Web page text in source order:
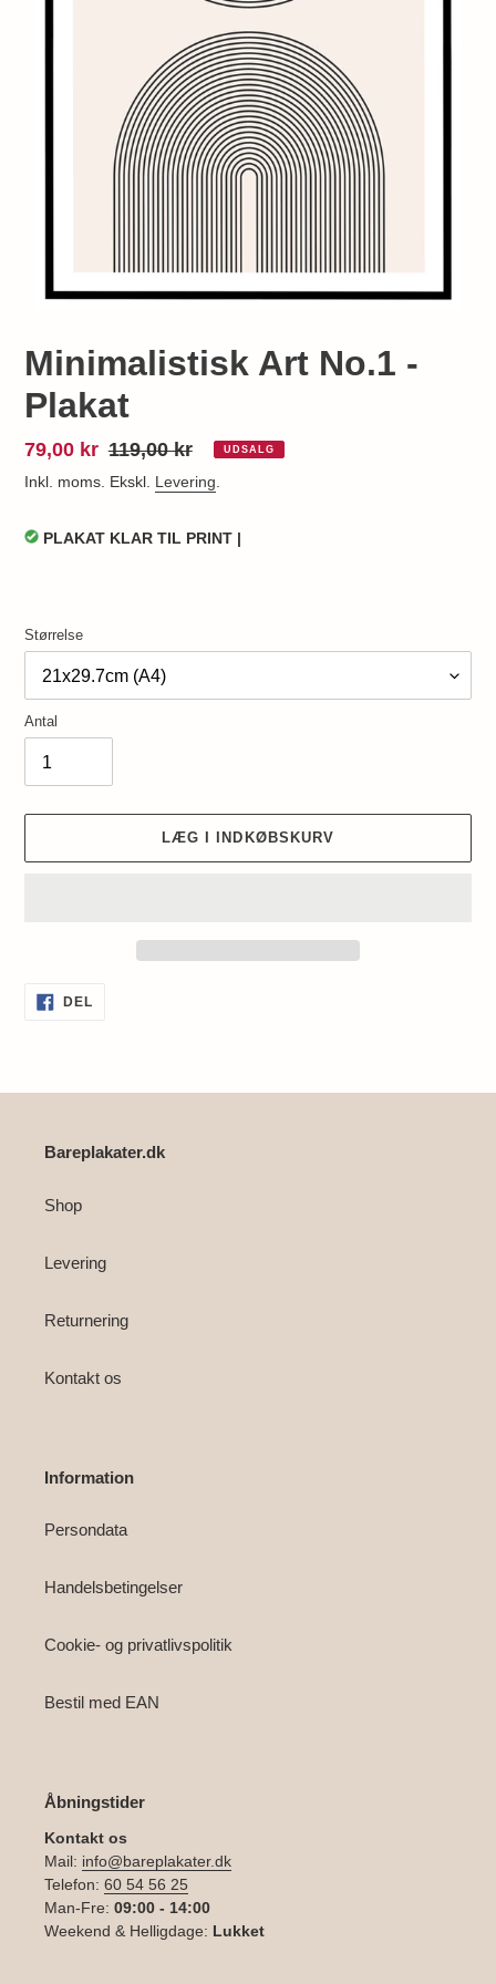
Minimalistisk Art No.1 -
Plakat
Udsalgspris
79,00 kr Normalpris
119,00 kr UDSALG
Inkl. moms. Ekskl. Levering.
PLAKAT KLAR TIL PRINT |
Størrelse
Antal
LÆG I INDKØBSKURV
Lægger
produkt
DEL
Bareplakater.dk
Shop
Levering
Returnering
Kontakt os
Information
Persondata
Handelsbetingelser
Cookie- og privatlivspolitik
Bestil med EAN
Åbningstider
Kontakt os
Mail: info@bareplakater.dk
Telefon: 60 54 56 25
Man-Fre: 09:00 - 14:00
Weekend & Helligdage: Lukket